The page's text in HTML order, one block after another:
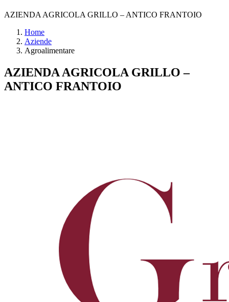
AZIENDA AGRICOLA GRILLO – ANTICO FRANTOIO
Home
Aziende
Agroalimentare
AZIENDA AGRICOLA GRILLO –
ANTICO FRANTOIO